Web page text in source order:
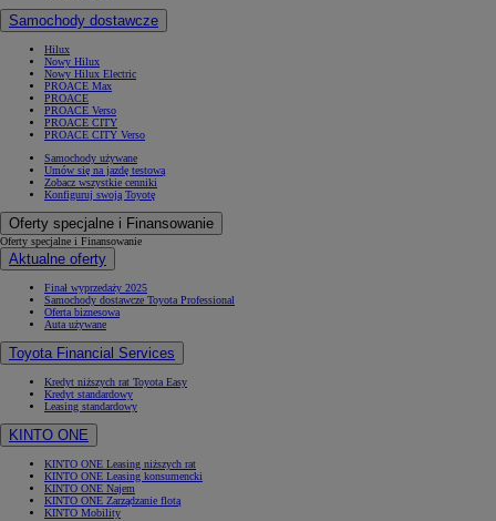
Samochody dostawcze
Hilux
Nowy Hilux
Nowy Hilux Electric
PROACE Max
PROACE
PROACE Verso
PROACE CITY
PROACE CITY Verso
Samochody używane
Umów się na jazdę testową
Zobacz wszystkie cenniki
Konfiguruj swoją Toyotę
Oferty specjalne i Finansowanie
Oferty specjalne i Finansowanie
Aktualne oferty
Finał wyprzedaży 2025
Samochody dostawcze Toyota Professional
Oferta biznesowa
Auta używane
Toyota Financial Services
Kredyt niższych rat Toyota Easy
Kredyt standardowy
Leasing standardowy
KINTO ONE
KINTO ONE Leasing niższych rat
KINTO ONE Leasing konsumencki
KINTO ONE Najem
KINTO ONE Zarządzanie flotą
KINTO Mobility